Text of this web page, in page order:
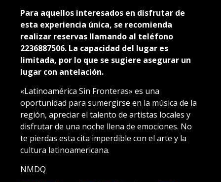
Para aquellos interesados en disfrutar de
esta experiencia única, se recomienda
realizar reservas llamando al teléfono
2236887506. La capacidad del lugar es
limitada, por lo que se sugiere asegurar un
lugar con antelación.
«Latinoamérica Sin Fronteras» es una
oportunidad para sumergirse en la música de la
región, apreciar el talento de artistas locales y
disfrutar de una noche llena de emociones. No
te pierdas esta cita imperdible con el arte y la
cultura latinoamericana.
NMDQ